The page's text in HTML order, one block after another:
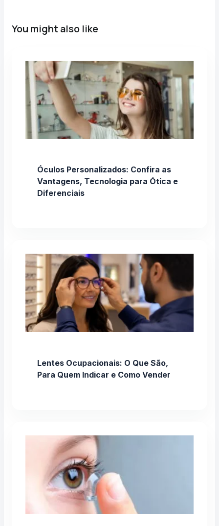
You might also like
Óculos Personalizados: Confira as
Vantagens, Tecnologia para Ótica e
Diferenciais
Lentes Ocupacionais: O Que São,
Para Quem Indicar e Como Vender